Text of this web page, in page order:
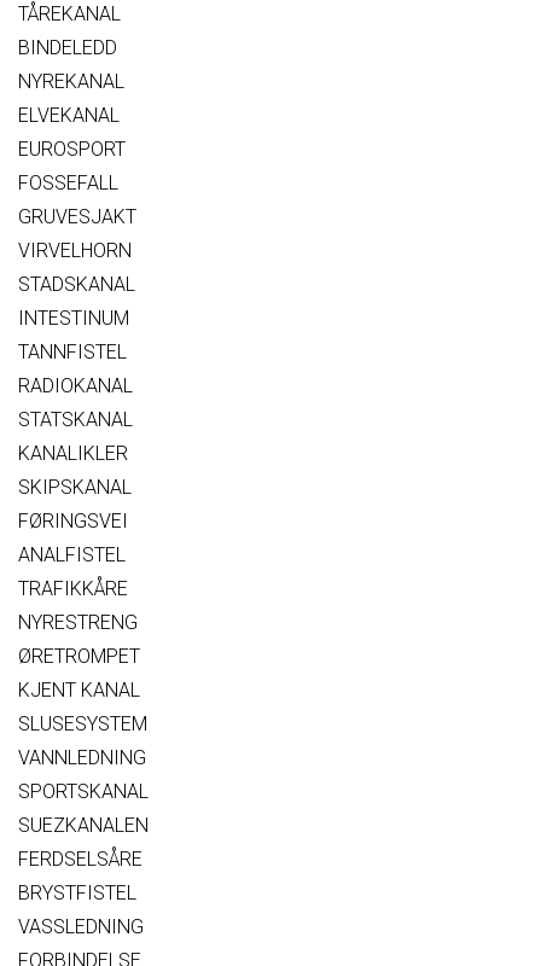
TÅREKANAL
BINDELEDD
NYREKANAL
ELVEKANAL
EUROSPORT
FOSSEFALL
GRUVESJAKT
VIRVELHORN
STADSKANAL
INTESTINUM
TANNFISTEL
RADIOKANAL
STATSKANAL
KANALIKLER
SKIPSKANAL
FØRINGSVEI
ANALFISTEL
TRAFIKKÅRE
NYRESTRENG
ØRETROMPET
KJENT KANAL
SLUSESYSTEM
VANNLEDNING
SPORTSKANAL
SUEZKANALEN
FERDSELSÅRE
BRYSTFISTEL
VASSLEDNING
FORBINDELSE